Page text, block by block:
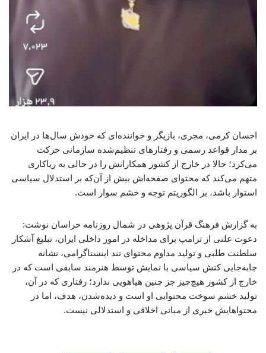
احسان کرمی، مجری، بازیگر و خواننده‌ای که خودش سال‌ها در ایران
بر مدار قواعد رسمی و رفتارهای تنظیم‌شده سازمانی حرکت
می‌کرد؛ حالا در خارج از کشور همکارانش را در حالی به ریاکاری
متهم می‌کند که محتوای صفحه‌اش بیش از آن‌که بر استدلال سیاسی
استوار باشد، بر الگوریتم توجه و خشم سوار است.
به گزارش فرهنگ قرآن پژوهی در شمال روزنامه خراسان نوشت:
دعوت علنی از ترامپ برای مداخله در امور داخلی ایران، تبلیغ آشکار
سلطنت طلبی و تولید مداوم محتوای تند اینستاگرامی، نشانه
جابه‌جایی کنش سیاسی با نمایش توسط هنرمند سابقی است که در
خارج از کشور هیچ‌چیز جز چنین هیاهویی ندارد؛ رفتاری که در آن،
تولید خشم سوخت محتوایی او است و دیده‌شدن، هدف، اما در
محتواهایش خبری از مبانی اخلاقی و استدلالی نیست.